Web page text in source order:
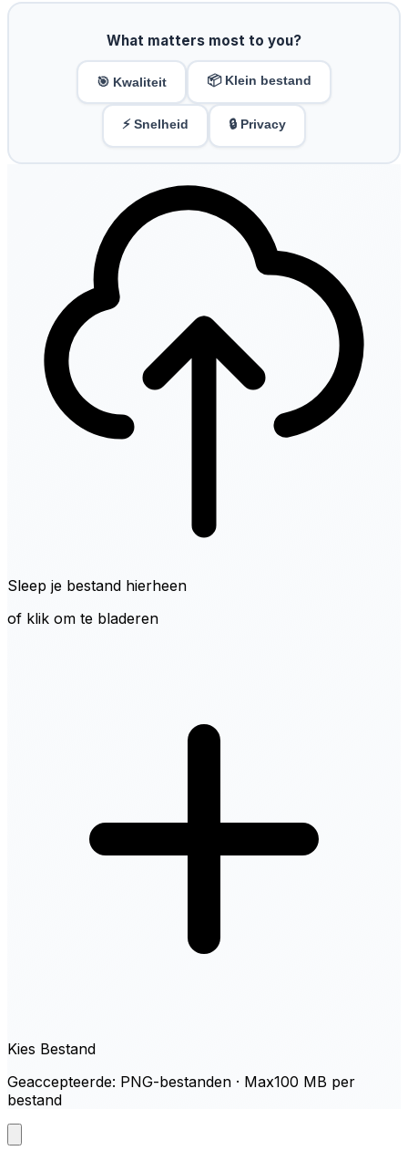
What matters most to you?
🎯 Kwaliteit 📦 Klein bestand
⚡ Snelheid 🔒 Privacy
Sleep je bestand hierheen
of klik om te bladeren
Kies Bestand
Geaccepteerde: PNG-bestanden · Max100 MB per
bestand